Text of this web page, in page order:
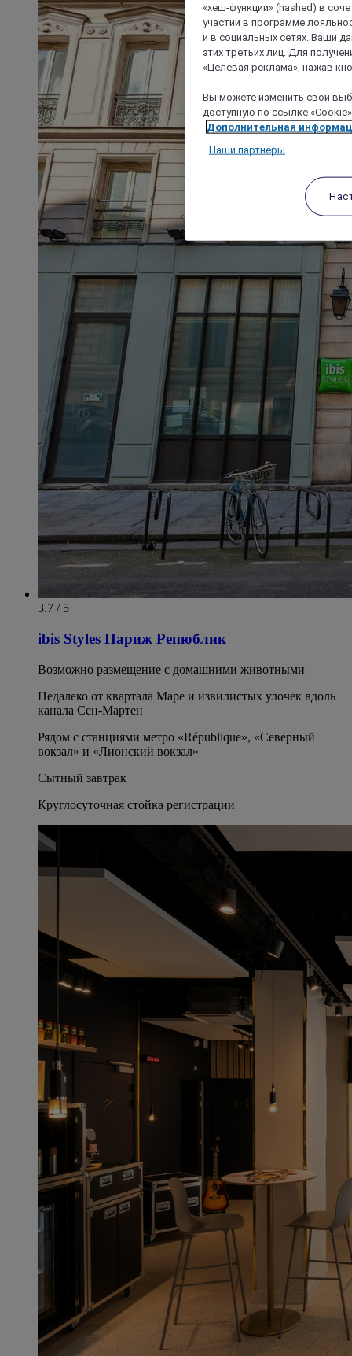
3.7 / 5
ibis Styles Париж Репюблик
Возможно размещение с домашними животными
Недалеко от квартала Маре и извилистых улочек вдоль
канала Сен-Мартен
Рядом с станциями метро «République», «Северный
вокзал» и «Лионский вокзал»
Сытный завтрак
Круглосуточная стойка регистрации
«хеш-функции» (hashed) в
участии в программе
и в социальных сетях. Ваши
этих третьих лиц. Для
«Целевая реклама», нажав
Вы можете изменить свой
доступную по ссылке
Дополнительная
Наши партнеры